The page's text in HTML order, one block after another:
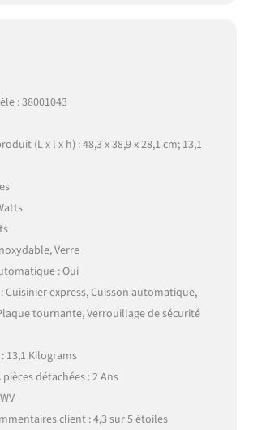
: 38001043
(L x l x h) : 48,3 x 38,9 x 28,1 cm; 13,1
Verre
: Oui
Cuisinier express, Cuisson automatique,
tournante, Verrouillage de sécurité
13,1 Kilograms
détachées : 2 Ans
client : 4,3 sur 5 étoiles